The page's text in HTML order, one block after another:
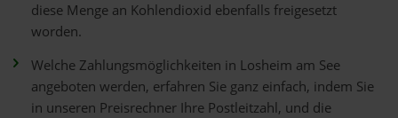
diese Menge an Kohlendioxid ebenfalls freigesetzt
worden.
Welche Zahlungsmöglichkeiten in Losheim am See
angeboten werden, erfahren Sie ganz einfach, indem Sie
in unseren Preisrechner Ihre Postleitzahl, und die